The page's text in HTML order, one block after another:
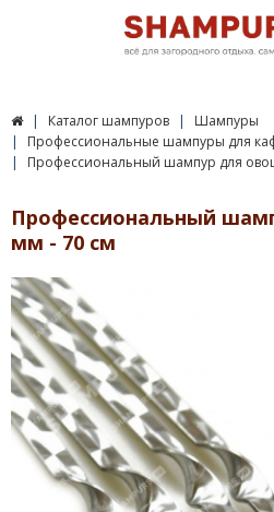
Каталог шампуров
Шампуры
Профессиональные шампуры для
Профессиональный шампур для
Профессиональный
мм - 70 см